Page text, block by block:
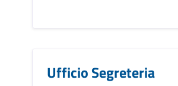
Ufficio Segreteria